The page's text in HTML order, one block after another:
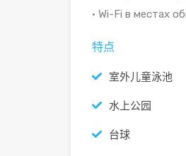
• Wi-Fi в местах
特点
室外儿童泳池
水上公园
台球